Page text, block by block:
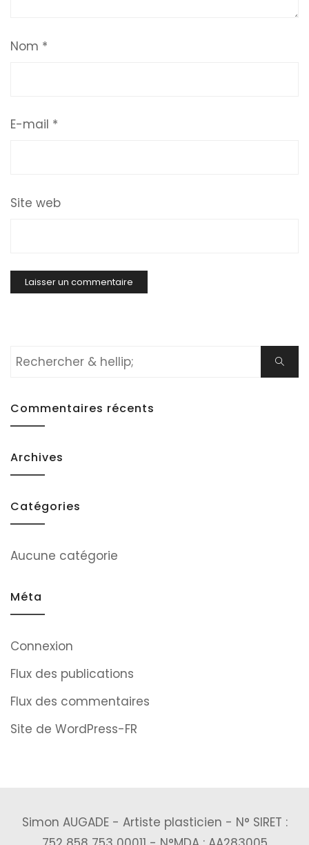
Nom *
E-mail *
Site web
Rechercher:
Commentaires récents
Archives
Catégories
Aucune catégorie
Méta
Connexion
Flux des publications
Flux des commentaires
Site de WordPress-FR
Simon AUGADE - Artiste plasticien - N° SIRET :